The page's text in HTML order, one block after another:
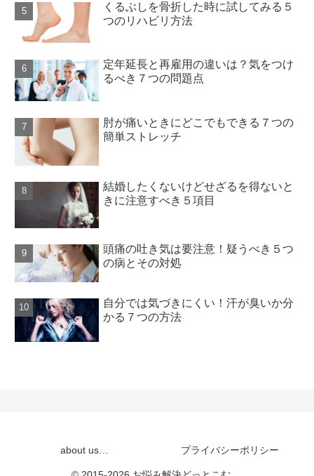
くるぶしを骨折した時に試してみる５
つのリハビリ方法
定年延長と再雇用の違いは？気をつけ
るべき７つの問題点
肘が痛いときにどこでもできる７つの
簡単ストレッチ
結婚したくないけどせざるを得ないと
きに注意すべき５項目
頭痛の吐き気は要注意！疑うべき５つ
の病とその対処
自分では気づきにくい！汗が臭いか分
かる７つの方法
about us… プライバシーポリシー